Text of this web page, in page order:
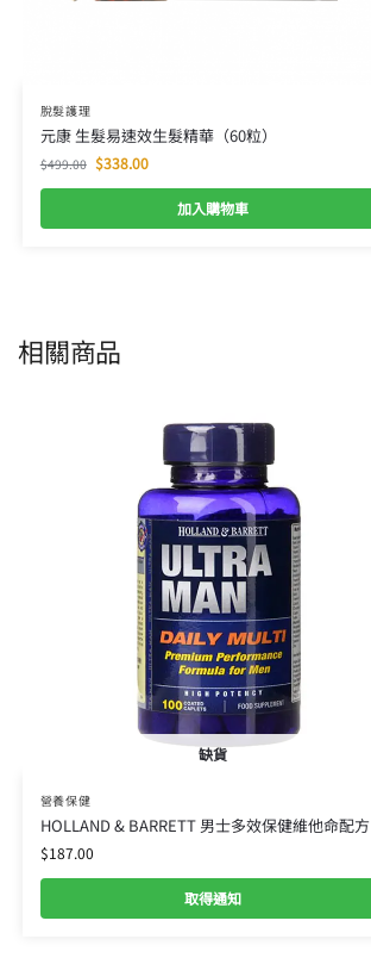
脫髮護理
元康 生髮易速效生髮精華（60粒）
$499.00 $338.00
加入購物車
相關商品
缺貨
營養保健
HOLLAND & BARRETT 男士多效保健維他命配方
$187.00
取得通知